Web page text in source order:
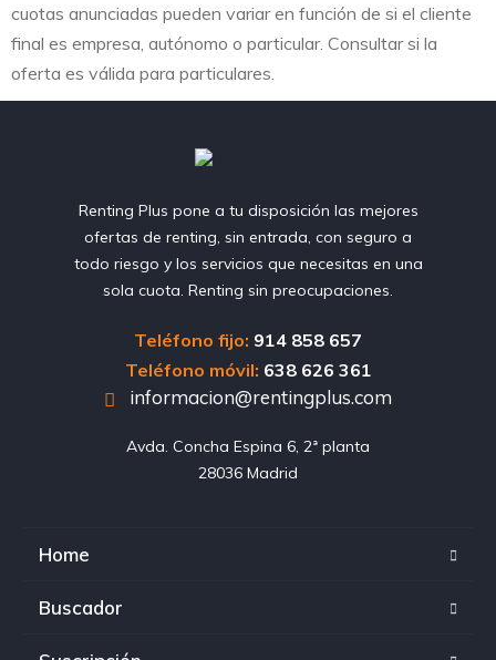
cuotas anunciadas pueden variar en función de si el cliente
final es empresa, autónomo o particular. Consultar si la
oferta es válida para particulares.
Renting Plus pone a tu disposición las mejores
ofertas de renting, sin entrada, con seguro a
todo riesgo y los servicios que necesitas en una
sola cuota. Renting sin preocupaciones.
Teléfono fijo: 914 858 657
Teléfono móvil: 638 626 361
informacion@rentingplus.com
Avda. Concha Espina 6, 2ª planta
28036 Madrid
Home
Buscador